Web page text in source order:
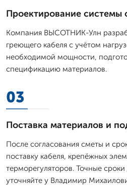
Проектирование системы
Компания ВЫСОТНИК-Улн
греющего кабеля с учётом
необходимой мощности,
спецификацию материалов.
03
Поставка материалов и
После согласования сметы и
поставку кабеля, крепёжных
терморегуляторов. Точные
уточняйте у Владимир